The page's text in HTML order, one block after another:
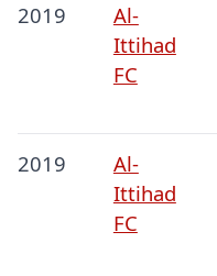
2019
Al-
Ittihad
FC
2019
Al-
Ittihad
FC